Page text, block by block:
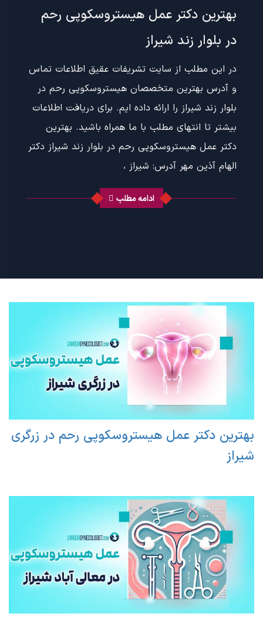
بهترین دکتر عمل هیستروسکوپی رحم
در بلوار زند شیراز
در این مطلب از سایت تشریفات عقیق اطلاعات تماس
و آدرس بهترین متخصصان هیستروسکوپی رحم در
بلوار زند شیراز را ارائه داده ایم. برای دریافت اطلاعات
بیشتر تا انتهای مطلب با ما همراه باشید. بهترین
دکتر عمل هیستروسکوپی رحم در بلوار زند شیراز دکتر
الهام آذین مهر آدرس: شیراز ،
ادامه مطلب
بهترین دکتر عمل هیستروسکوپی رحم در زرگری
شیراز